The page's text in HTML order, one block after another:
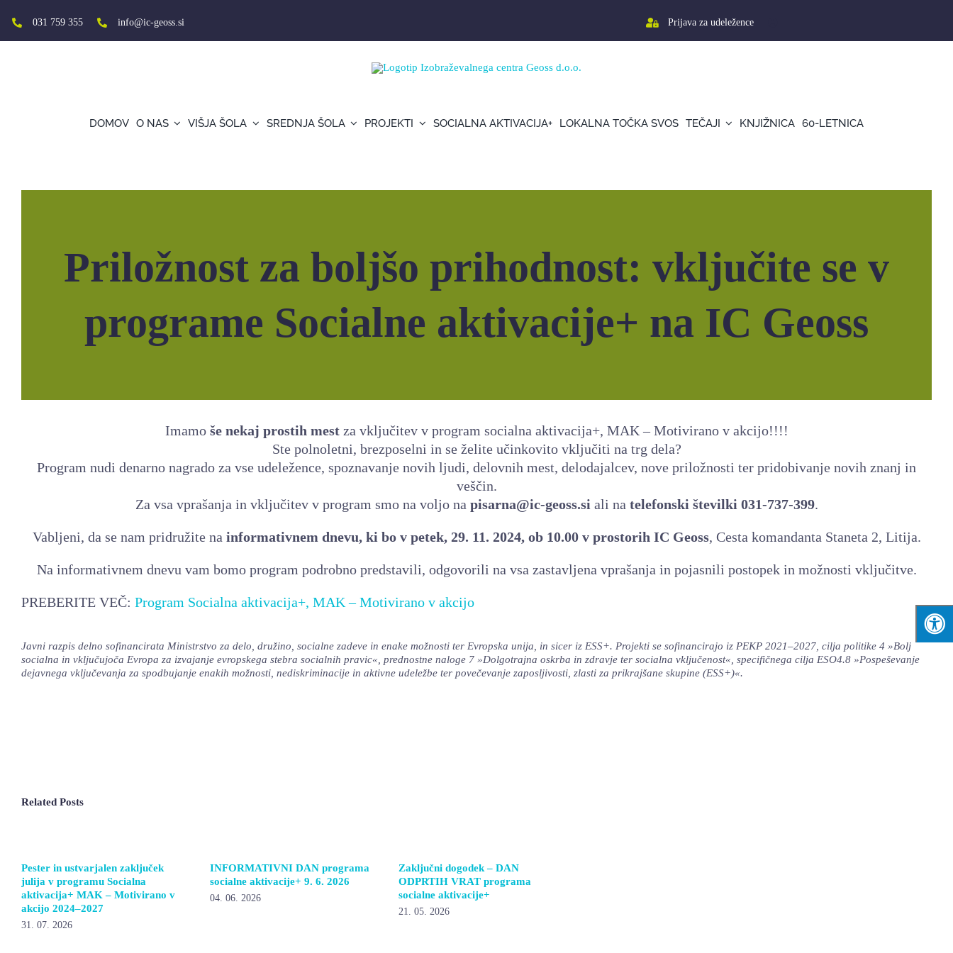
031 759 355 info@ic-geoss.si Prijava za udeležence
DOMOV O NAS VIŠJA ŠOLA SREDNJA ŠOLA PROJEKTI SOCIALNA AKTIVACIJA+ LOKALNA TOČKA SVOS TEČAJI KNJIŽNICA 60-LETNICA
Priložnost za boljšo prihodnost: vključite se v
programe Socialne aktivacije+ na IC Geoss
Imamo še nekaj prostih mestza vključitev v program socialna aktivacija+, MAK – Motivirano v akcijo!!!!
Ste polnoletni, brezposelni in se želite učinkovito vključiti na trg dela?
Program nudi denarno nagrado za vse udeležence, spoznavanje novih ljudi, delovnih mest, delodajalcev, nove priložnosti ter pridobivanje novih znanj in
veščin.
Za vsa vprašanja in vključitev v program smo na voljo na pisarna@ic-geoss.si ali na telefonski številki 031-737-399.
Vabljeni, da se nam pridružite na informativnem dnevu, ki bo v petek, 29. 11. 2024, ob 10.00 v prostorih IC Geoss, Cesta komandanta Staneta 2, Litija.
Na informativnem dnevu vam bomo program podrobno predstavili, odgovorili na vsa zastavljena vprašanja in pojasnili postopek in možnosti vključitve.
PREBERITE VEČ: Program Socialna aktivacija+, MAK – Motivirano v akcijo
Javni razpis delno sofinancirata Ministrstvo za delo, družino, socialne zadeve in enake možnosti ter Evropska unija, in sicer iz ESS+. Projekti se sofinancirajo iz PEKP 2021–2027, cilja politike 4 »Bolj
socialna in vključujoča Evropa za izvajanje evropskega stebra socialnih pravic«, prednostne naloge 7 »Dolgotrajna oskrba in zdravje ter socialna vključenost«, specifičnega cilja ESO4.8 »Pospeševanje
dejavnega vključevanja za spodbujanje enakih možnosti, nediskriminacije in aktivne udeležbe ter povečevanje zaposljivosti, zlasti za prikrajšane skupine (ESS+)«.
Related Posts
Pester in ustvarjalen zaključek
julija v programu Socialna
aktivacija+ MAK – Motivirano v
akcijo 2024–2027
31. 07. 2026
INFORMATIVNI DAN programa
socialne aktivacije+ 9. 6. 2026
04. 06. 2026
Zaključni dogodek – DAN
ODPRTIH VRAT programa
socialne aktivacije+
21. 05. 2026